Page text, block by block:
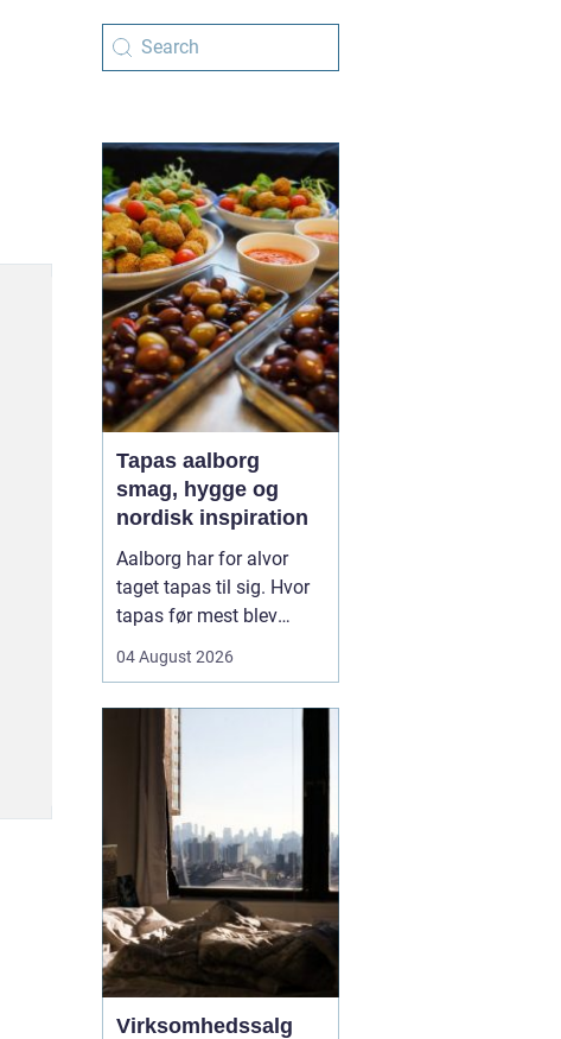
Tapas aalborg
smag, hygge og
nordisk inspiration
Aalborg har for alvor
taget tapas til sig. Hvor
tapas før mest blev
spanske barer, er
fortolket på nye måder
med danske råvarer og
nordiske smage. Mange
vælger tapas til både
hverdag og fest, fordi det
samler...
04 August 2026
Virksomhedssalg